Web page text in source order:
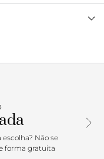
e formato
cabedal
do nome da
Não se
forma gratuita